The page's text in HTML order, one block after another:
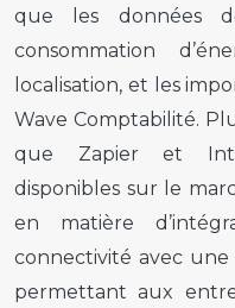
que les données
consommation
localisation, et les
Wave Comptabilité.
que Zapier et
disponibles sur le
en matière
connectivité avec une
permettant aux